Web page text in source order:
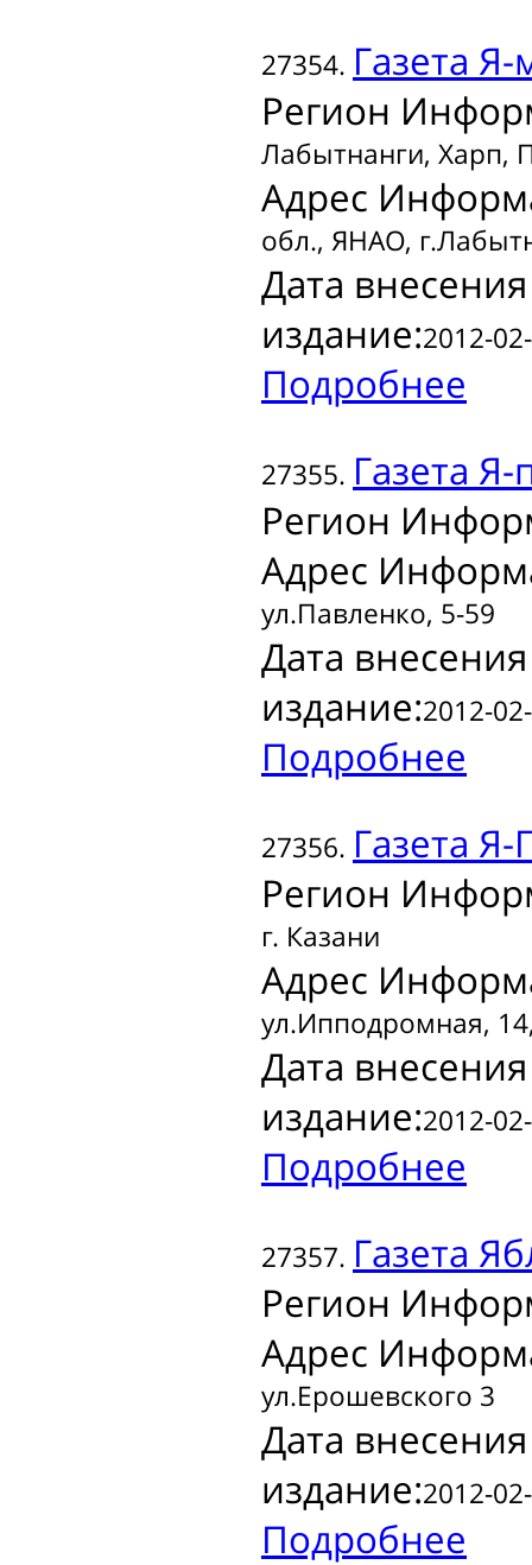
27354. Газета Я-
Регион
Лабытнанги, Харп,
Адрес
обл., ЯНАО,
Дата
издание:2012-
Подробнее
27355. Газета Я-
Регион
Адрес
ул.Павленко, 5-59
Дата
издание:2012-
Подробнее
27356. Газета Я-
Регион
г. Казани
Адрес
ул.Ипподромная,
Дата
издание:2012-
Подробнее
27357. Газета
Регион
Адрес
ул.Ерошевского 3
Дата
издание:2012-
Подробнее